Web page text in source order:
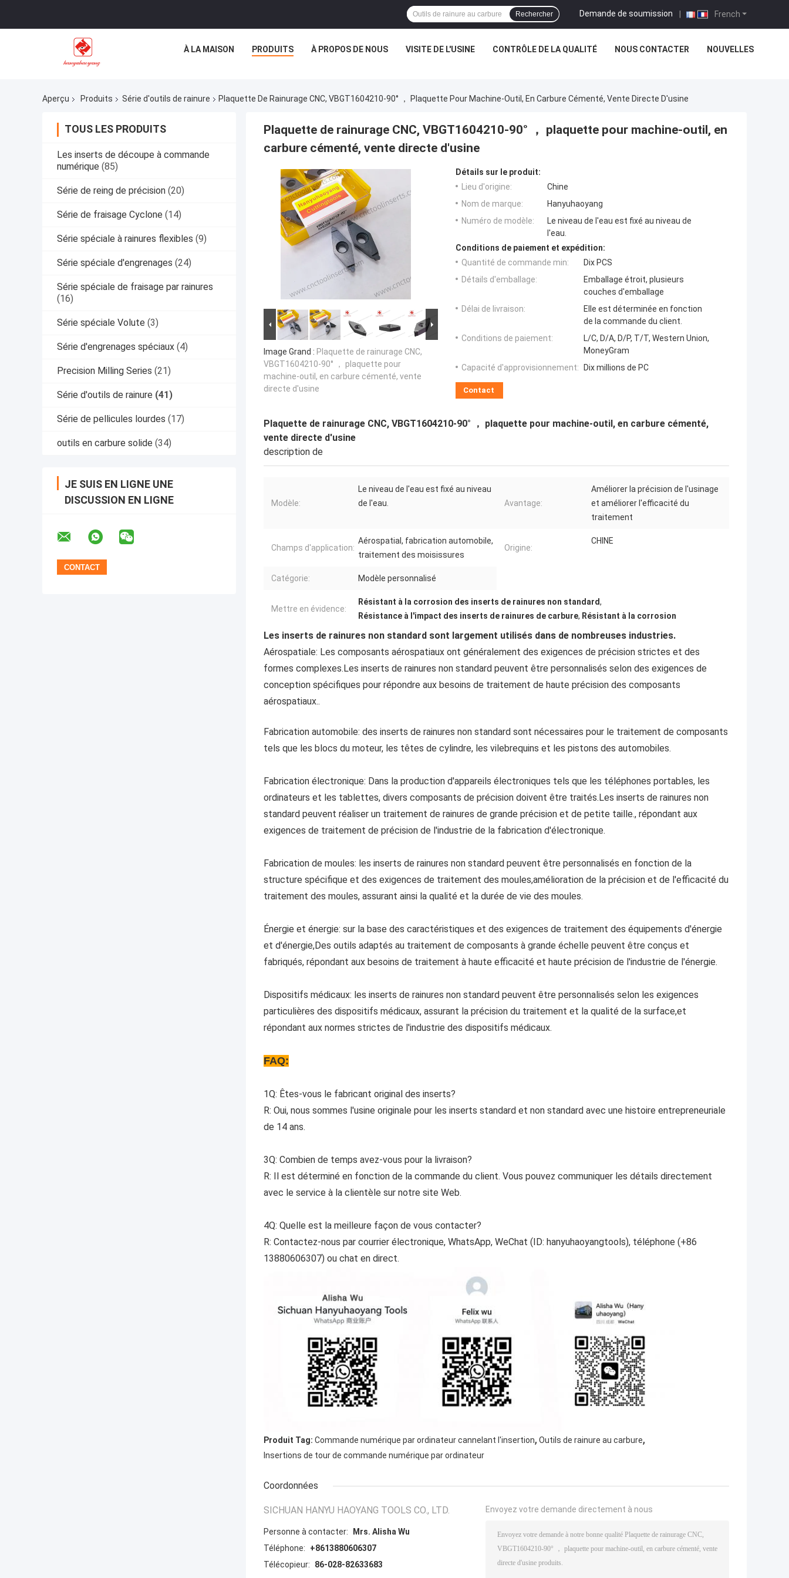
French
Demande de soumission |
Rechercher
À LA MAISON PRODUITS À PROPOS DE NOUS VISITE DE L'USINE CONTRÔLE DE LA QUALITÉ NOUS CONTACTER NOUVELLES
Aperçu Produits Série d'outils de rainure Plaquette De Rainurage CNC, VBGT1604210-90° ， Plaquette Pour Machine-Outil, En Carbure Cémenté, Vente Directe D'usine
TOUS LES PRODUITS
Les inserts de découpe à commande
numérique (85)
Série de reing de précision (20)
Série de fraisage Cyclone (14)
Série spéciale à rainures flexibles (9)
Série spéciale d'engrenages (24)
Série spéciale de fraisage par rainures
(16)
Série spéciale Volute (3)
Série d'engrenages spéciaux (4)
Precision Milling Series (21)
Série d'outils de rainure (41)
Série de pellicules lourdes (17)
outils en carbure solide (34)
JE SUIS EN LIGNE UNE
DISCUSSION EN LIGNE
Plaquette de rainurage CNC, VBGT1604210-90° ， plaquette pour machine-outil, en
carbure cémenté, vente directe d'usine
Image Grand : Plaquette de rainurage CNC,
VBGT1604210-90° ， plaquette pour
machine-outil, en carbure cémenté, vente
directe d'usine
Détails sur le produit:
Lieu d'origine:
Chine
Nom de marque:
Hanyuhaoyang
Numéro de modèle:
Le niveau de l'eau est fixé au niveau de
l'eau.
Conditions de paiement et expédition:
Quantité de commande min:
Dix PCS
Détails d'emballage:
Emballage étroit, plusieurs
couches d'emballage
Délai de livraison:
Elle est déterminée en fonction
de la commande du client.
Conditions de paiement:
L/C, D/A, D/P, T/T, Western Union,
MoneyGram
Capacité d'approvisionnement:
Dix millions de PC
Contact
Plaquette de rainurage CNC, VBGT1604210-90° ， plaquette pour machine-outil, en carbure cémenté,
vente directe d'usine
description de
Modèle:
Le niveau de l'eau est fixé au niveau
de l'eau.
Avantage:
Améliorer la précision de l'usinage
et améliorer l'efficacité du
traitement
Champs d'application:
Aérospatial, fabrication automobile,
traitement des moisissures
Origine:
CHINE
Catégorie: Modèle personnalisé
Mettre en évidence:
Résistant à la corrosion des inserts de rainures non standard,
Résistance à l'impact des inserts de rainures de carbure, Résistant à la corrosion
Les inserts de rainures non standard sont largement utilisés dans de nombreuses industries.
Aérospatiale: Les composants aérospatiaux ont généralement des exigences de précision strictes et des
formes complexes.Les inserts de rainures non standard peuvent être personnalisés selon des exigences de
conception spécifiques pour répondre aux besoins de traitement de haute précision des composants
aérospatiaux..
Fabrication automobile: des inserts de rainures non standard sont nécessaires pour le traitement de composants
tels que les blocs du moteur, les têtes de cylindre, les vilebrequins et les pistons des automobiles.
Fabrication électronique: Dans la production d'appareils électroniques tels que les téléphones portables, les
ordinateurs et les tablettes, divers composants de précision doivent être traités.Les inserts de rainures non
standard peuvent réaliser un traitement de rainures de grande précision et de petite taille., répondant aux
exigences de traitement de précision de l'industrie de la fabrication d'électronique.
Fabrication de moules: les inserts de rainures non standard peuvent être personnalisés en fonction de la
structure spécifique et des exigences de traitement des moules,amélioration de la précision et de l'efficacité du
traitement des moules, assurant ainsi la qualité et la durée de vie des moules.
Énergie et énergie: sur la base des caractéristiques et des exigences de traitement des équipements d'énergie
et d'énergie,Des outils adaptés au traitement de composants à grande échelle peuvent être conçus et
fabriqués, répondant aux besoins de traitement à haute efficacité et haute précision de l'industrie de l'énergie.
Dispositifs médicaux: les inserts de rainures non standard peuvent être personnalisés selon les exigences
particulières des dispositifs médicaux, assurant la précision du traitement et la qualité de la surface,et
répondant aux normes strictes de l'industrie des dispositifs médicaux.
FAQ:
1Q: Êtes-vous le fabricant original des inserts?
R: Oui, nous sommes l'usine originale pour les inserts standard et non standard avec une histoire entrepreneuriale
de 14 ans.
3Q: Combien de temps avez-vous pour la livraison?
R: Il est déterminé en fonction de la commande du client. Vous pouvez communiquer les détails directement
avec le service à la clientèle sur notre site Web.
4Q: Quelle est la meilleure façon de vous contacter?
R: Contactez-nous par courrier électronique, WhatsApp, WeChat (ID: hanyuhaoyangtools), téléphone (+86
13880606307) ou chat en direct.
Produit Tag: Commande numérique par ordinateur cannelant l'insertion, Outils de rainure au carbure,
Insertions de tour de commande numérique par ordinateur
Coordonnées
SICHUAN HANYU HAOYANG TOOLS CO., LTD.
Personne à contacter:
Mrs. Alisha Wu
Téléphone:
+8613880606307
Télécopieur:
86-028-82633683
Envoyez votre demande directement à nous